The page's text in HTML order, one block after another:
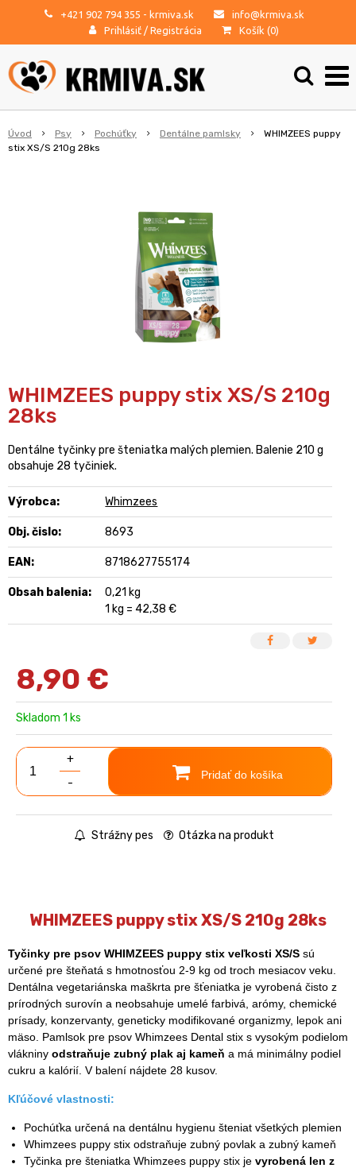
+421 902 794 355 - krmiva.sk
info@krmiva.sk
Prihlásiť / Registrácia Košík (0)
Úvod Psy Pochúťky Dentálne pamlsky
WHIMZEES puppy
stix XS/S 210g 28ks
WHIMZEES puppy stix XS/S 210g
28ks
Dentálne tyčinky pre šteniatka malých plemien. Balenie 210 g
obsahuje 28 tyčiniek.
Výrobca: Whimzees
Obj. čislo: 8693
EAN: 8718627755174
Obsah balenia:
0,21 kg
1 kg = 42,38 €
8,90 €
Skladom 1 ks
+
-
Pridať do košíka
Strážny pes Otázka na produkt
WHIMZEES puppy stix XS/S 210g 28ks
Tyčinky pre psov WHIMZEES puppy stix veľkosti XS/S sú
určené pre šteňatá s hmotnosťou 2-9 kg od troch mesiacov veku.
Dentálna vegetariánska maškrta pre šťeniatka je vyrobená čisto z
prírodných surovín a neobsahuje umelé farbivá, arómy, chemické
prísady, konzervanty, geneticky modifikované organizmy, lepok ani
mäso. Pamlsok pre psov Whimzees Dental stix s vysokým podielom
vlákniny odstraňuje zubný plak aj kameň a má minimálny podiel
cukru a kalórií. V balení nájdete 28 kusov.
Kľúčové vlastnosti:
Pochúťka určená na dentálnu hygienu šteniat všetkých plemien
Whimzees puppy stix odstraňuje zubný povlak a zubný kameň
Tyčinka pre šteniatka Whimzees puppy stix je vyrobená len z